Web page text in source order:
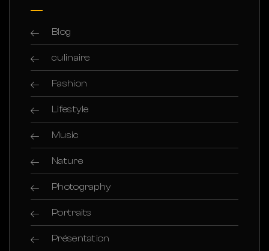
Blog
culinaire
Fashion
Lifestyle
Music
Nature
Photography
Portraits
Présentation